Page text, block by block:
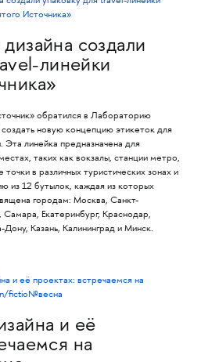
создали
линейки
обратился в Лабораторию
новую концепцию этикеток для
Эта линейка предназначена для
таких как вокзалы, станции метро,
в различных туристических зонах и
из 12 бутылок, каждая из которых
городам: Москва, Санкт-
Екатеринбург, Краснодар,
Казань, Калининград и Минск.
и её
на